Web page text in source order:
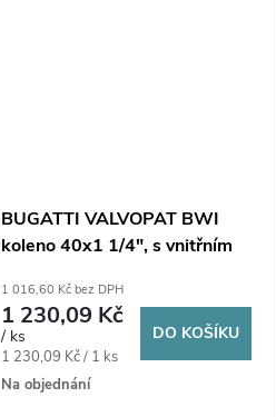
BUGATTI VALVOPAT BWI
koleno 40x1 1/4", s vnitřním
mosaz
1 016,60 Kč bez DPH
1 230,09 Kč
/ ks
Měrná
cena:
1 230,09 Kč / 1 ks
Na objednání
DO KOŠÍKU